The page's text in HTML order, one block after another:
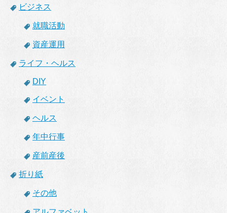
ビジネス
就職活動
資産運用
ライフ・ヘルス
DIY
イベント
ヘルス
年中行事
産前産後
折り紙
その他